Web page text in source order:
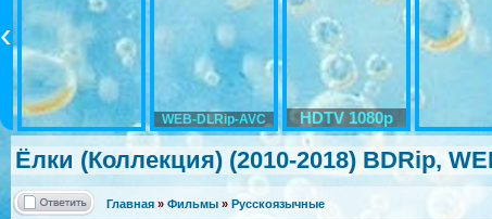
WEB-DLRip-AVC HDTV 1080p
Ёлки (Коллекция) (2010-2018) BDRip,
Главная » Фильмы » Русскоязычные